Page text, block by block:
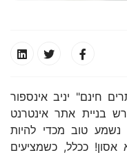
חינם" יניב אינספור
בניית אתר אינטרנט
טוב מכדי להיות
אסון! ככלל, כשמציעים